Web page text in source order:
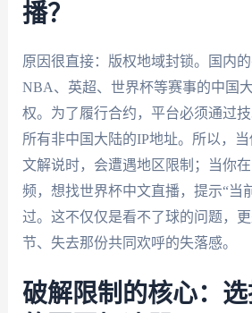
播？
原因很直接：版权地域封锁。国内
NBA、英超、世界杯等赛事的中国
权。为了履行合约，平台必须通过
所有非中国大陆的IP地址。所以，
文解说时，会遭遇地区限制；当你
频，想找世界杯中文直播，提示“当
过。这不仅仅是看不了球的问题，
节、失去那份共同欢呼的失落感。
破解限制的核心：